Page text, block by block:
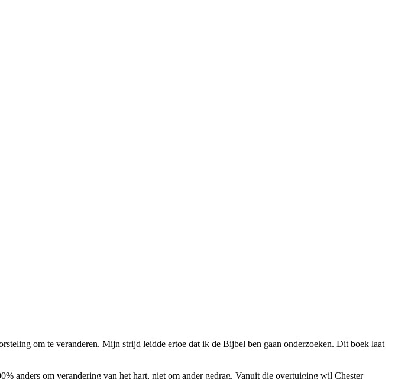
om te veranderen. Mijn strijd leidde ertoe dat ik de Bijbel ben gaan onderzoeken. Dit boek laat
anders om verandering van het hart, niet om ander gedrag. Vanuit die overtuiging wil Chester